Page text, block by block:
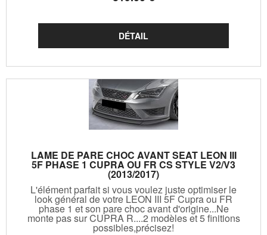
LAME DE PARE CHOC AVANT SEAT LEON III
5F PHASE 1 CUPRA OU FR CS STYLE V2/V3
(2013/2017)
L'élément parfait si vous voulez juste optimiser le
look général de votre LEON III 5F Cupra ou FR
phase 1 et son pare choc avant d'origine...Ne
monte pas sur CUPRA R....2 modèles et 5 finitions
possibles,précisez!